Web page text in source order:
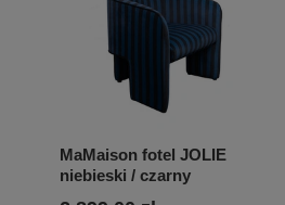
MaMaison fotel JOLIE
niebieski / czarny